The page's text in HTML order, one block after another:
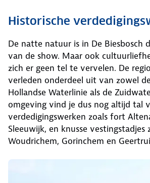
Historische
De natte natuur is in De Biesbosch
van de show. Maar ook
zich er geen tel te vervelen. De
verleden onderdeel uit van zowel
Hollandse Waterlinie als de
omgeving vind je dus nog altijd tal
verdedigingswerken zoals fort
Sleeuwijk, en knusse vestingstadjes
Woudrichem, Gorinchem en